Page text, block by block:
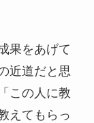
果をあげて
近道だと思
この人に教
えてもらっ